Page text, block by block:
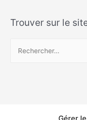
Trouver sur le